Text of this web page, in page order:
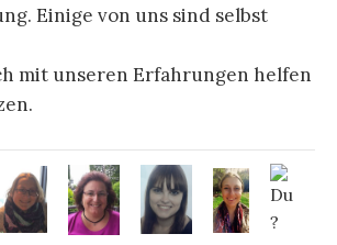
Einige von uns sind selbst
mit unseren Erfahrungen helfen